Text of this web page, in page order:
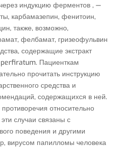
индукцию ферментов , —
карбамазепин, фенитоин,
также, возможно,
фелбамат, гризеофульвин
содержащие экстракт
Пациенткам
прочитать инструкцию
средства и
содержащихся в ней.
относительно
случаи связаны с
поведения и другими
вирусом папилломы человека